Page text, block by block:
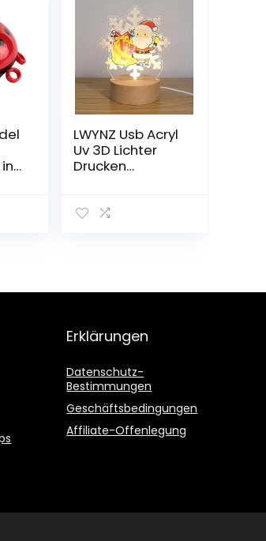
LWYNZ Usb Acryl
Uv 3D Lichter
Drucken
ng Led Lichter
Dekoration
Erklärungen
Datenschutz-
Bestimmungen
Geschäftsbedingungen
Affiliate-Offenlegung